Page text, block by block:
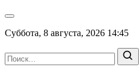
Суббота, 8 августа, 2026 14:45